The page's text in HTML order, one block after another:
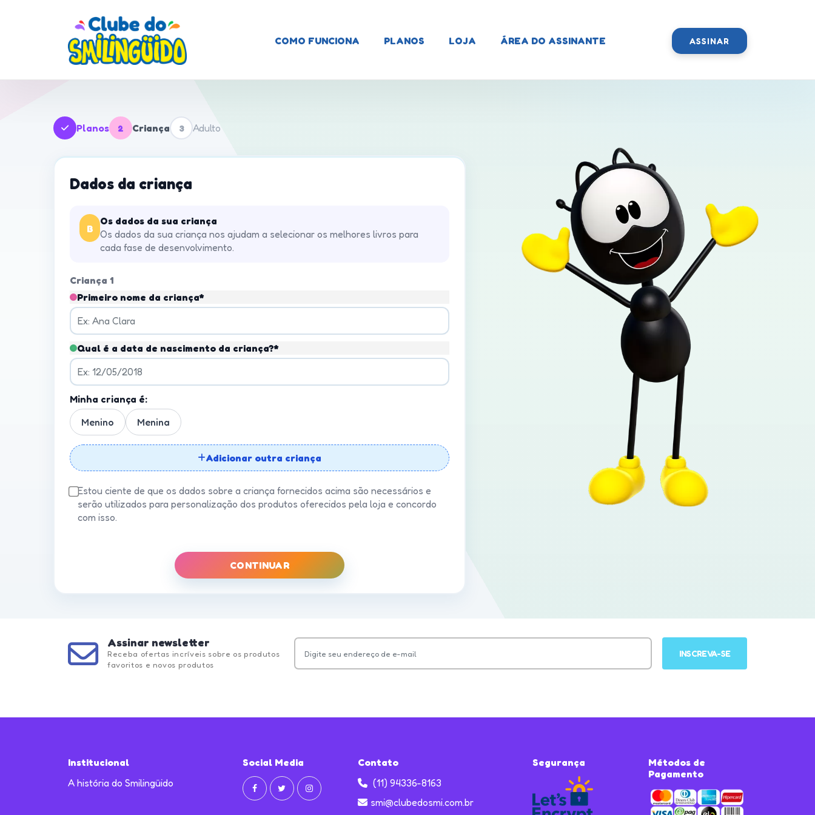
COMO FUNCIONA PLANOS LOJA ÁREA DO ASSINANTE ASSINAR
Planos 2 Criança 3 Adulto
Dados da criança
B
Os dados da sua criança
Os dados da sua criança nos ajudam a selecionar os melhores livros para
cada fase de desenvolvimento.
Criança 1
Primeiro nome da criança*
Qual é a data de nascimento da criança?*
Minha criança é:
Menino
Menina
Adicionar outra criança
Estou ciente de que os dados sobre a criança fornecidos acima são necessários e
serão utilizados para personalização dos produtos oferecidos pela loja e concordo
com isso.
CONTINUAR
Assinar newsletter
Receba ofertas incríveis sobre os produtos
favoritos e novos produtos
INSCREVA-SE
Institucional
A história do Smilingüido
Social Media
Contato
(11) 94336-8163
smi@clubedosmi.com.br
Segurança
Métodos de
Pagamento